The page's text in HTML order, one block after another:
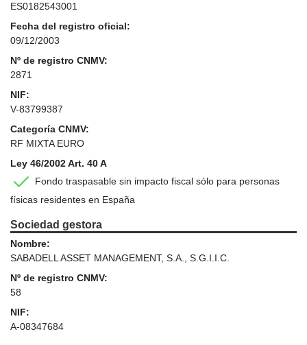
ES0182543001
Fecha del registro oficial:
09/12/2003
Nº de registro CNMV:
2871
NIF:
V-83799387
Categoría CNMV:
RF MIXTA EURO
Ley 46/2002 Art. 40 A
Fondo traspasable sin impacto fiscal sólo para personas
físicas residentes en España
Sociedad gestora
Nombre:
SABADELL ASSET MANAGEMENT, S.A., S.G.I.I.C.
Nº de registro CNMV:
58
NIF:
A-08347684